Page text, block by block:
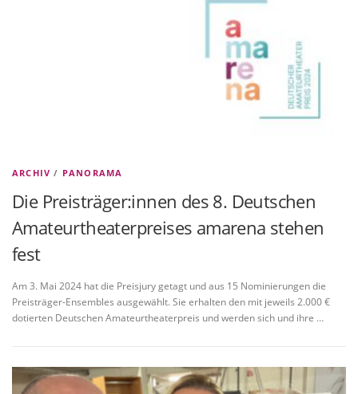
ARCHIV / PANORAMA
Die Preisträger:innen des 8. Deutschen
Amateurtheaterpreises amarena stehen
fest
Am 3. Mai 2024 hat die Preisjury getagt und aus 15 Nominierungen die
Preisträger-Ensembles ausgewählt. Sie erhalten den mit jeweils 2.000 €
dotierten Deutschen Amateurtheaterpreis und werden sich und ihre …